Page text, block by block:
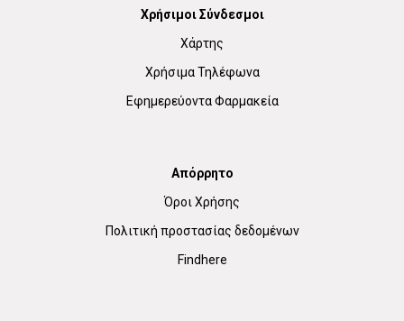
Χρήσιμοι Σύνδεσμοι
Χάρτης
Χρήσιμα Τηλέφωνα
Εφημερεύοντα Φαρμακεία
Απόρρητο
Όροι Χρήσης
Πολιτική προστασίας δεδομένων
Findhere